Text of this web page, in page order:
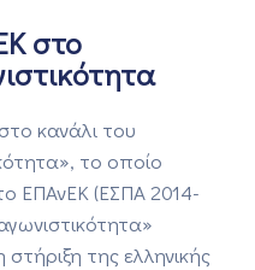
στο
κανάλι του
το οποίο
ΕΠΑνΕΚ (ΕΣΠΑ 2014-
της ελληνικής